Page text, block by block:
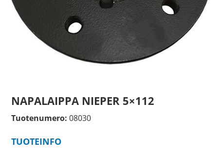
NAPALAIPPA NIEPER 5×112
Tuotenumero: 08030
TUOTEINFO